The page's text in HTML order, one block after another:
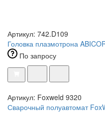
Артикул: 742.D109
Головка плазмотрона
По запросу
Артикул: Foxweld 9320
Сварочный полуавтомат